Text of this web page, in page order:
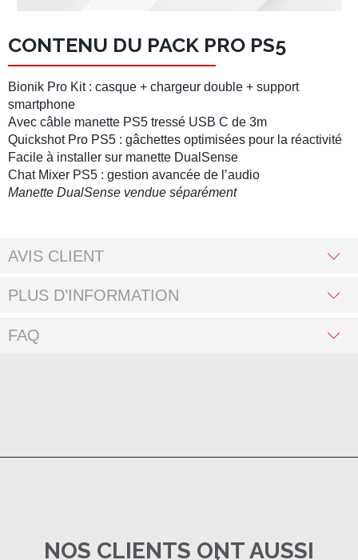
CONTENU DU PACK PRO PS5
Bionik Pro Kit: casque + chargeur double + support
smartphone
Avec câble manette PS5 tressé USB C de 3m
Quickshot Pro PS5 : gâchettes optimisées pour la réactivité
Facile à installer sur manette DualSense
Chat Mixer PS5 : gestion avancée de l’audio
Manette DualSense vendue séparément
AVIS CLIENT
PLUS D’INFORMATION
FAQ
NOS CLIENTS ONT AUSSI